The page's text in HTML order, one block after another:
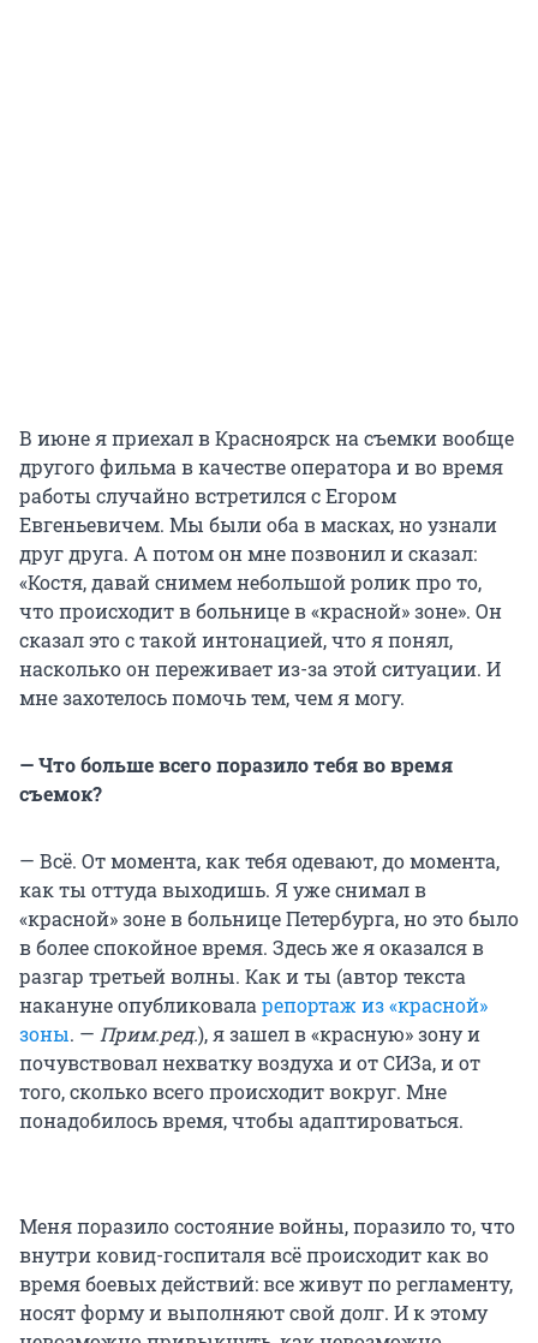
В июне я приехал в Красноярск на съемки вообще
другого фильма в качестве оператора и во время
работы случайно встретился с Егором
Евгеньевичем. Мы были оба в масках, но узнали
друг друга. А потом он мне позвонил и сказал:
«Костя, давай снимем небольшой ролик про то,
что происходит в больнице в «красной» зоне». Он
сказал это с такой интонацией, что я понял,
насколько он переживает из-за этой ситуации. И
мне захотелось помочь тем, чем я могу.
— Что больше всего поразило тебя во время
съемок?
— Всё. От момента, как тебя одевают, до момента,
как ты оттуда выходишь. Я уже снимал в
«красной» зоне в больнице Петербурга, но это было
в более спокойное время. Здесь же я оказался в
разгар третьей волны. Как и ты (автор текста
накануне опубликовала репортаж из «красной»
зоны. — Прим.ред.), я зашел в «красную» зону и
почувствовал нехватку воздуха и от СИЗа, и от
того, сколько всего происходит вокруг. Мне
понадобилось время, чтобы адаптироваться.
Меня поразило состояние войны, поразило то, что
внутри ковид-госпиталя всё происходит как во
время боевых действий: все живут по регламенту,
носят форму и выполняют свой долг. И к этому